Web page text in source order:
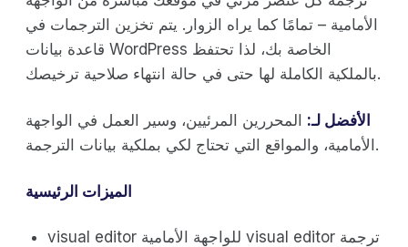
الأمامية – تمامًا كما يراه الزوار. يتم تخزين الترجمات في
قاعدة بيانات WordPress الخاصة بك، لذا تحتفظ
بالملكية الكاملة لها حتى في حالة انتهاء صلاحية ترخيصك.
الأفضل لـ: المحررين المرئيين، وسير العمل في الواجهة
الأمامية، والمواقع التي تحتاج لكي بملكية بيانات الترجمة.
الميزات الرئيسية
visual editor للواجهة الأمامية visual editor ترجمة